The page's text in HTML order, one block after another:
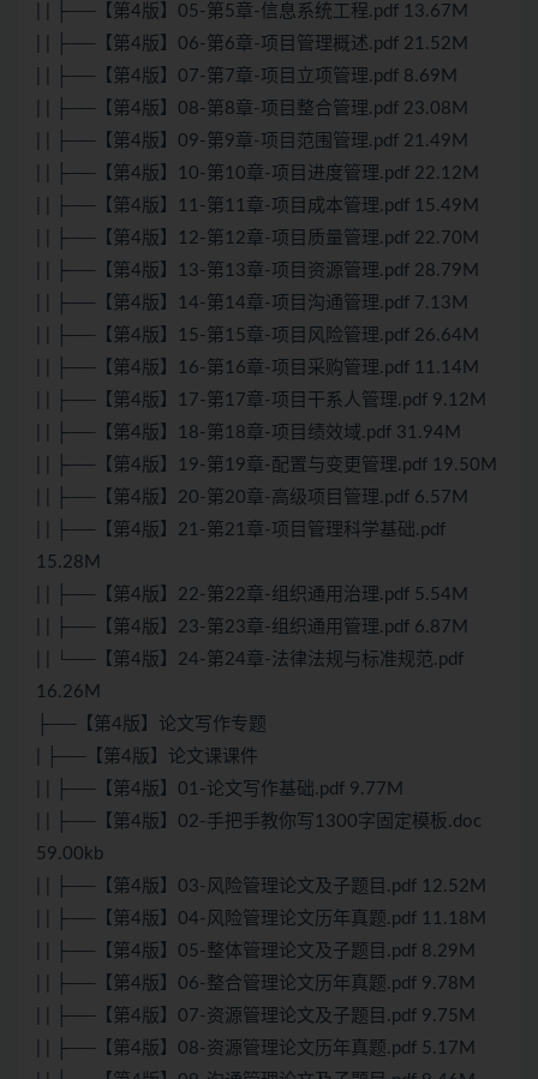
| | ├──【第4版】05-第5章-信息系统工程.pdf 13.67M
| | ├──【第4版】06-第6章-项目管理概述.pdf 21.52M
| | ├──【第4版】07-第7章-项目立项管理.pdf 8.69M
| | ├──【第4版】08-第8章-项目整合管理.pdf 23.08M
| | ├──【第4版】09-第9章-项目范围管理.pdf 21.49M
| | ├──【第4版】10-第10章-项目进度管理.pdf 22.12M
| | ├──【第4版】11-第11章-项目成本管理.pdf 15.49M
| | ├──【第4版】12-第12章-项目质量管理.pdf 22.70M
| | ├──【第4版】13-第13章-项目资源管理.pdf 28.79M
| | ├──【第4版】14-第14章-项目沟通管理.pdf 7.13M
| | ├──【第4版】15-第15章-项目风险管理.pdf 26.64M
| | ├──【第4版】16-第16章-项目采购管理.pdf 11.14M
| | ├──【第4版】17-第17章-项目干系人管理.pdf 9.12M
| | ├──【第4版】18-第18章-项目绩效域.pdf 31.94M
| | ├──【第4版】19-第19章-配置与变更管理.pdf 19.50M
| | ├──【第4版】20-第20章-高级项目管理.pdf 6.57M
| | ├──【第4版】21-第21章-项目管理科学基础.pdf
15.28M
| | ├──【第4版】22-第22章-组织通用治理.pdf 5.54M
| | ├──【第4版】23-第23章-组织通用管理.pdf 6.87M
| | └──【第4版】24-第24章-法律法规与标准规范.pdf
16.26M
├──【第4版】论文写作专题
| ├──【第4版】论文课课件
| | ├──【第4版】01-论文写作基础.pdf 9.77M
| | ├──【第4版】02-手把手教你写1300字固定模板.doc
59.00kb
| | ├──【第4版】03-风险管理论文及子题目.pdf 12.52M
| | ├──【第4版】04-风险管理论文历年真题.pdf 11.18M
| | ├──【第4版】05-整体管理论文及子题目.pdf 8.29M
| | ├──【第4版】06-整合管理论文历年真题.pdf 9.78M
| | ├──【第4版】07-资源管理论文及子题目.pdf 9.75M
| | ├──【第4版】08-资源管理论文历年真题.pdf 5.17M